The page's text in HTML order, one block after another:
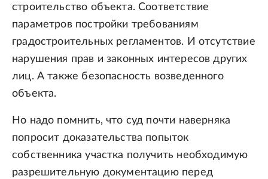
строительство объекта. Соответствие
параметров постройки требованиям
градостроительных регламентов. И отсутствие
нарушения прав и законных интересов других
лиц. А также безопасность возведенного
объекта.
Но надо помнить, что суд почти наверняка
попросит доказательства попыток
собственника участка получить необходимую
разрешительную документацию перед